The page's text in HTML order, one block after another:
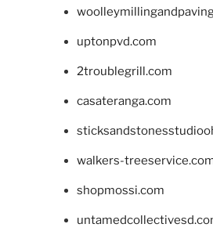
uptonpvd.com
2troublegrill.com
casateranga.com
walkers-
shopmossi.com